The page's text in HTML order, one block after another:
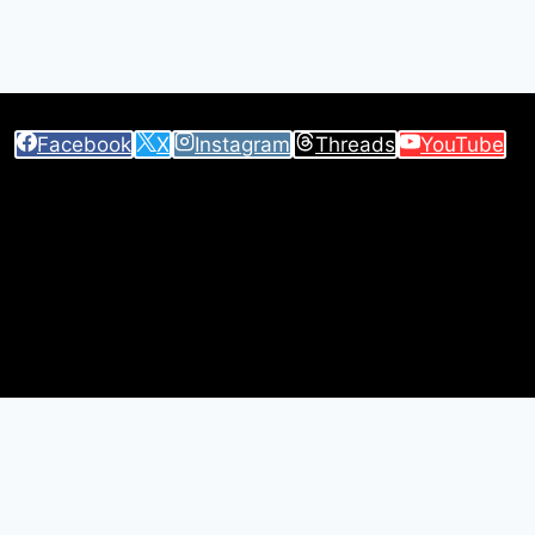
Facebook X Instagram Threads YouTube